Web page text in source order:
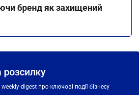
бренд як захищений
розсилку
digest про ключові події бізнесу